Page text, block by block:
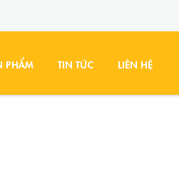
PHẨM TIN TỨC LIÊN HỆ